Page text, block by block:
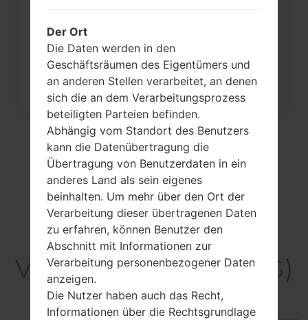
auf...
Video LGL21G(LGL21G)
akaLG Destiny
Der Ort
Die Daten werden in den
Geschäftsräumen des Eigentümers und
an anderen Stellen verarbeitet, an denen
sich die an dem Verarbeitungsprozess
beteiligten Parteien befinden.
Abhängig vom Standort des Benutzers
kann die Datenübertragung die
Übertragung von Benutzerdaten in ein
anderes Land als sein eigenes
beinhalten. Um mehr über den Ort der
Verarbeitung dieser übertragenen Daten
zu erfahren, können Benutzer den
Abschnitt mit Informationen zur
Verarbeitung personenbezogener Daten
anzeigen.
Die Nutzer haben auch das Recht,
Informationen über die Rechtsgrundlage